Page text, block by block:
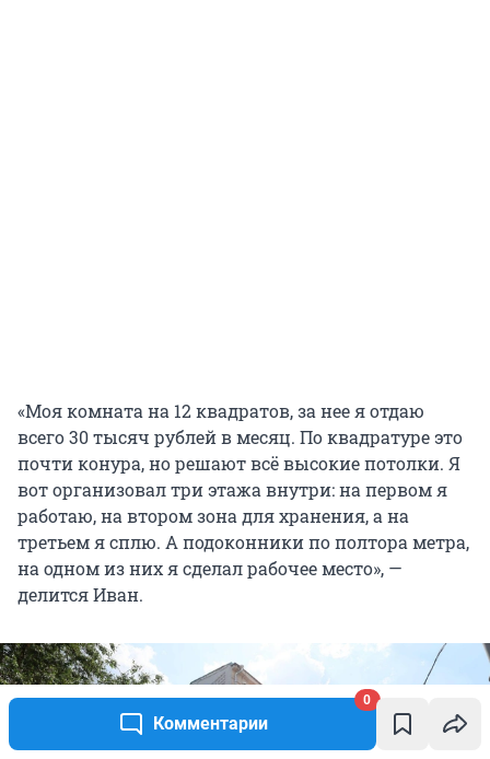
Комментарии
0
«Моя комната на 12 квадратов, за нее я отдаю
всего 30 тысяч рублей в месяц. По квадратуре это
почти конура, но решают всё высокие потолки. Я
вот организовал три этажа внутри: на первом я
работаю, на втором зона для хранения, а на
третьем я сплю. А подоконники по полтора метра,
на одном из них я сделал рабочее место», —
делится Иван.